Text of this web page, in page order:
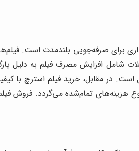
برای صرفه‌جویی بلندمدت است.
شامل افزایش مصرف فیلم به دلیل
در مقابل، خرید فیلم استرچ با
تمام‌شده می‌گردد. فروش